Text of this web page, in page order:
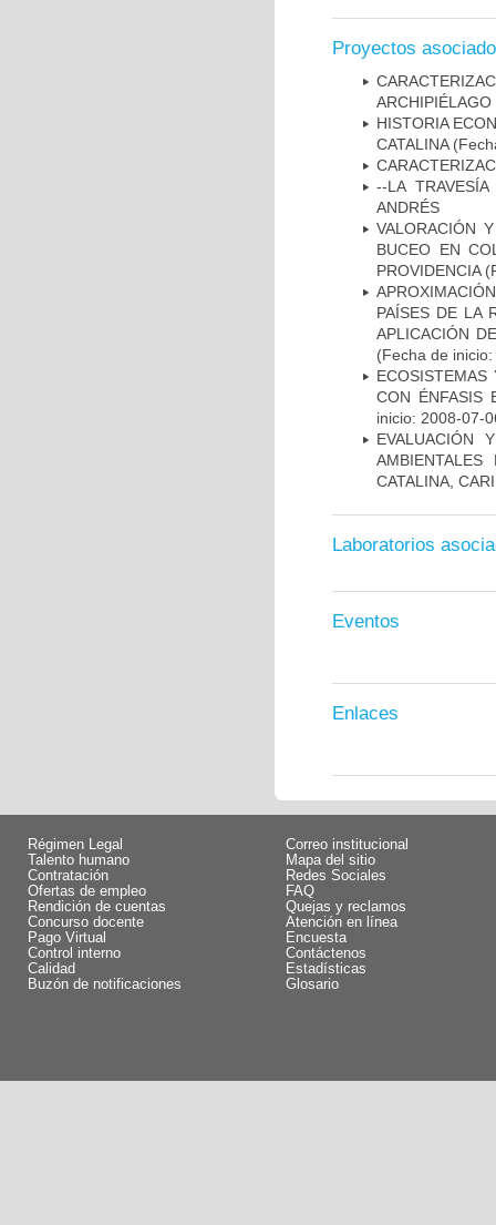
Proyectos
HISTORIA
CATALINA
--LA
ANDRÉS
VALORACIÓN
BUCEO EN
PROVIDENCIA
PAÍSES DE LA
APLICACIÓN
(Fecha de
CON ÉNFASIS
inicio: 2008-07-
EVALUACIÓN
CATALINA,
Laboratorios
Eventos
Enlaces
Régimen Legal
Talento humano
Contratación
Ofertas de empleo
Rendición de cuentas
Concurso docente
Pago Virtual
Control interno
Calidad
Buzón de notificaciones
Correo institucional
Mapa del sitio
Redes Sociales
FAQ
Quejas y reclamos
Atención en línea
Encuesta
Contáctenos
Estadísticas
Glosario